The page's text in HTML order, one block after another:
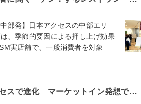
発】日本アクセスの中部エリ
、季節的要因による押し上げ効果
実店舗で、一般消費者を対象
セスで進化 マーケットイン発想で…